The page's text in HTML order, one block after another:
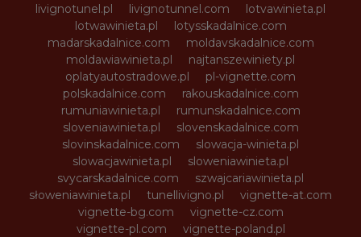
livignotunel.pl
livignotunnel.com
lotvawinieta.pl
lotwawinieta.pl
lotysskadalnice.com
madarskadalnice.com
moldavskadalnice.com
moldawiawinieta.pl
najtanszewiniety.pl
oplatyautostradowe.pl
pl-vignette.com
polskadalnice.com
rakouskadalnice.com
rumuniawinieta.pl
rumunskadalnice.com
sloveniawinieta.pl
slovenskadalnice.com
slovinskadalnice.com
slowacja-winieta.pl
slowacjawinieta.pl
sloweniawinieta.pl
svycarskadalnice.com
szwajcariawinieta.pl
słoweniawinieta.pl
tunellivigno.pl
vignette-at.com
vignette-bg.com
vignette-cz.com
vignette-pl.com
vignette-poland.pl